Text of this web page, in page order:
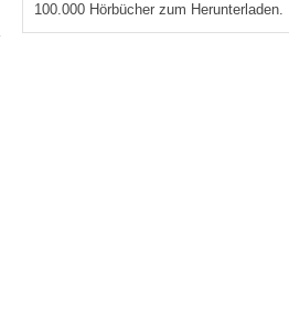
100.000 Hörbücher zum Herunterladen.